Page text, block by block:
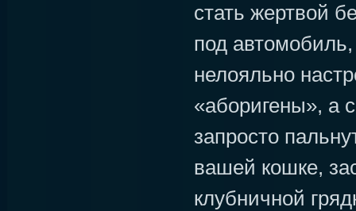
стать жертвой
под автомобиль,
нелояльно
«аборигены», а
запросто
вашей кошке,
клубничной